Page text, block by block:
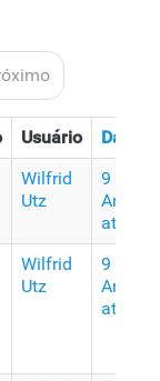
Usuário
Data
Wilfrid
Utz
9
Anos
atrás
Wilfrid
Utz
9
Anos
atrás